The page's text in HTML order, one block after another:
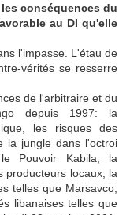
conséquences du
au DI qu'elle
l'impasse. L'étau de
vérités se resserre
de l'arbitraire et du
depuis 1997: la
les risques des
la jungle dans l'octroi
Pouvoir Kabila, la
producteurs locaux, la
telles que Marsavco,
libanaises telles que